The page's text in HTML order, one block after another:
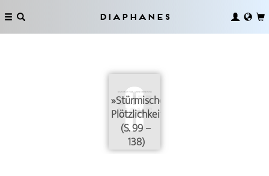
Diaphanes
»Stürmische
Plötzlichkeiten«
(S. 99 –
138)